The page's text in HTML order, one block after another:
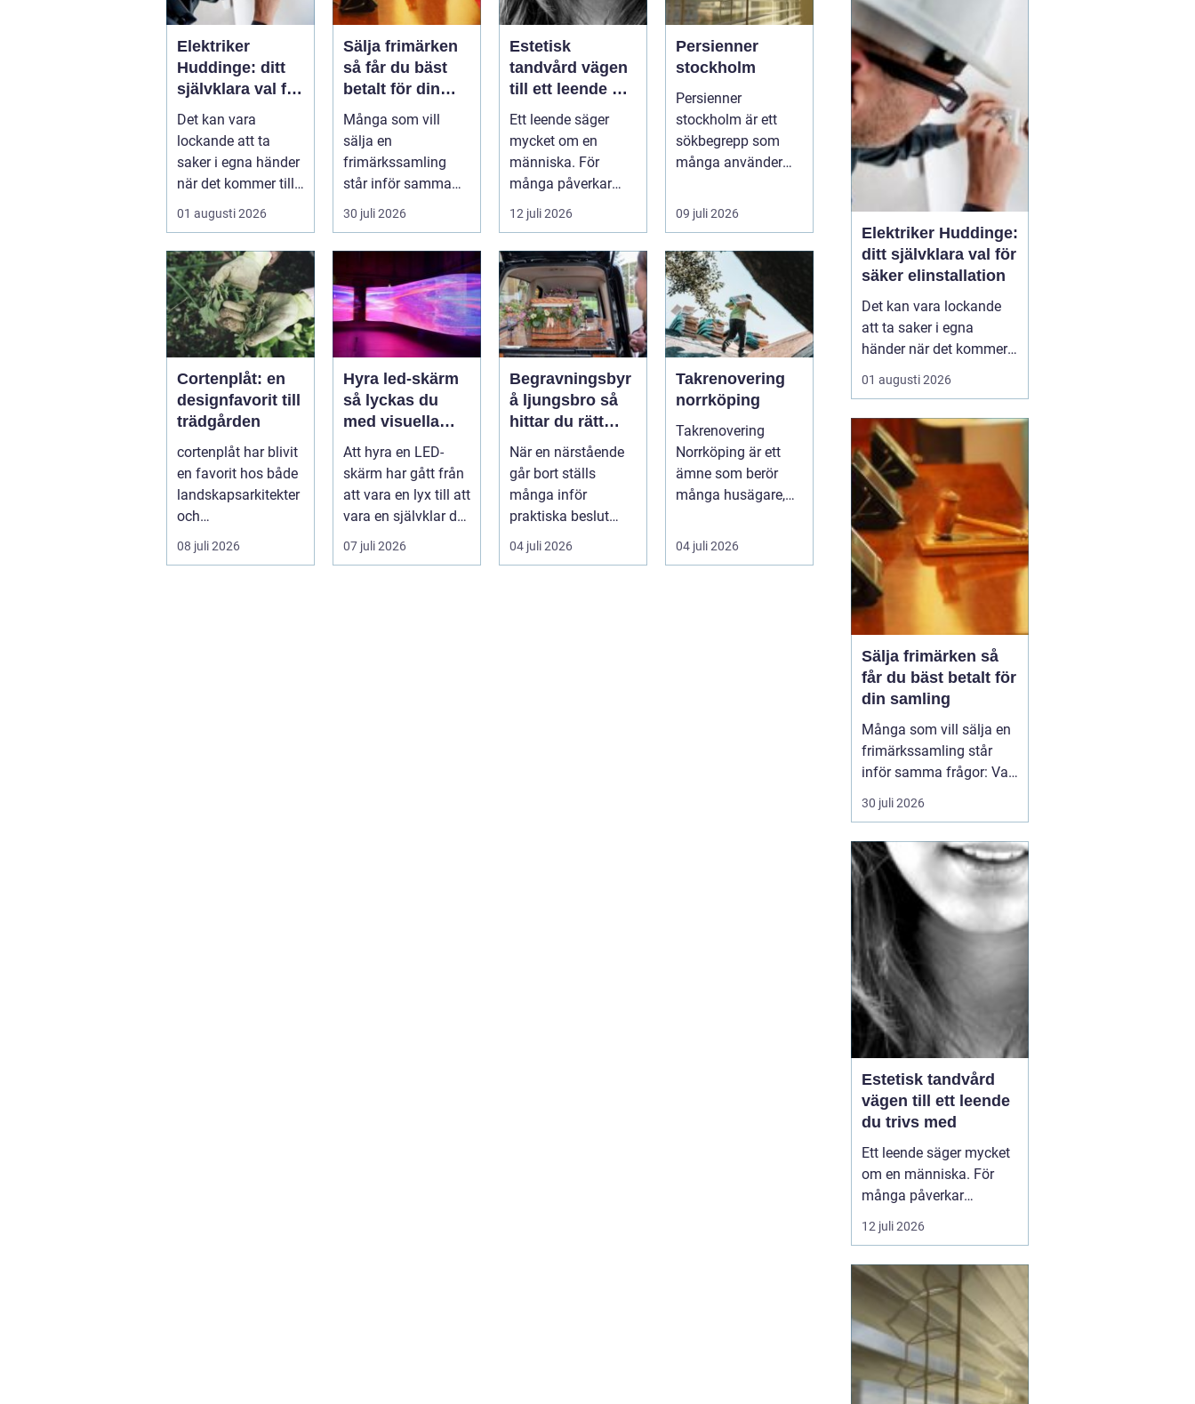
Elektriker
Huddinge: ditt
självklara val för
säker
elinstallation
Det kan vara
lockande att ta
saker i egna händer
när det kommer till
hemförbättr...
01 augusti 2026
Sälja frimärken
så får du bäst
betalt för din
samling
Många som vill
sälja en
frimärkssamling
står inför samma
frågor: Vad är
samlingen värd?
Var vänder m...
30 juli 2026
Estetisk
tandvård vägen
till ett leende du
trivs med
Ett leende säger
mycket om en
människa. För
många påverkar
tändernas utseende
både
självförtroendet ...
12 juli 2026
Persienner
stockholm
Persienner
stockholm är ett
sökbegrepp som
många använder
praktiska och
snygga so...
09 juli 2026
Cortenplåt: en
designfavorit till
trädgården
cortenplåt har blivit
en favorit hos både
landskapsarkitekter
och
trädgårdsentusiaste
r. Det är ett m...
08 juli 2026
Hyra led-skärm
så lyckas du
med visuella
upplevelser på
event
Att hyra en LED-
skärm har gått från
att vara en lyx till att
vara en självklar del
på många event,
m...
07 juli 2026
Begravningsbyr
å ljungsbro så
hittar du rätt
stöd i en svår tid
När en närstående
går bort ställs
många inför
praktiska beslut
mitt i sorgen. Frågor
om ceremoni, ju...
04 juli 2026
Takrenovering
norrköping
Takrenovering
Norrköping är ett
ämne som berör
många husägare,
gar och fastighets...
04 juli 2026
är skillnaden tydlig
redan efter första
veckan: mindre stök,
torrar...
Elektriker Huddinge:
ditt självklara val för
säker elinstallation
Det kan vara lockande
att ta saker i egna
händer när det kommer
till hemförbättringar,
men när det handlar om
alltid bäst att vända sig
till ett proffs. I Huddinge
finns det många ...
01 augusti 2026
Sälja frimärken så
får du bäst betalt för
din samling
Många som vill sälja en
frimärkssamling står
inför samma frågor: Vad
är samlingen värd? Var
vänder man sig? Och hur
för billigt? Oavsett om
samlingen är egen, ärvd
eller del av ett dödsbo
går det att skapa
ordning, få en rättvi...
30 juli 2026
Estetisk tandvård
vägen till ett leende
du trivs med
Ett leende säger mycket
om en människa. För
många påverkar
tändernas utseende
både självförtroendet
sociala situationer.
estetisk tandvård
handlar om att skapa
et...
12 juli 2026